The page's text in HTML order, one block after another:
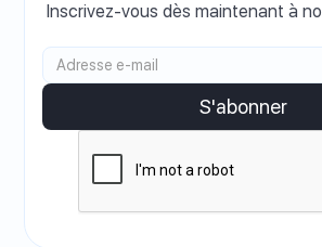
Inscrivez-vous dès maintenant à